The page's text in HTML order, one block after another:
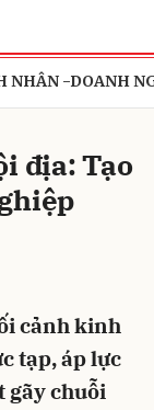
NHÂN -DOANH
địa: Tạo
cảnh kinh
tạp, áp lực
gãy chuỗi
Gửi